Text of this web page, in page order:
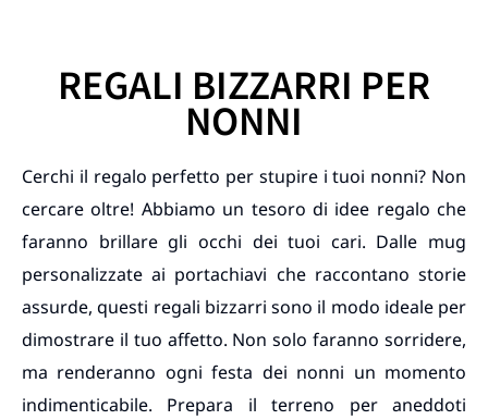
REGALI BIZZARRI PER
NONNI
Cerchi il regalo perfetto per stupire i tuoi nonni? Non
cercare oltre! Abbiamo un tesoro di idee regalo che
faranno brillare gli occhi dei tuoi cari. Dalle mug
personalizzate ai portachiavi che raccontano storie
assurde, questi regali bizzarri sono il modo ideale per
dimostrare il tuo affetto. Non solo faranno sorridere,
ma renderanno ogni festa dei nonni un momento
indimenticabile. Prepara il terreno per aneddoti